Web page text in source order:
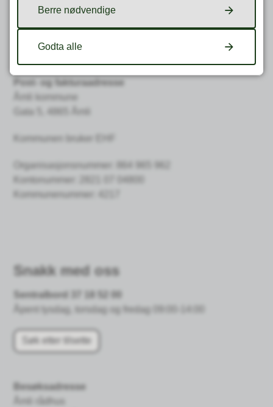
Skriv til oss
Post- og fakturaadresse
Åmli kommune
Gata 5, 4865 Åmli
Kommunen bruker EHF
Organisasjonsnummer: 864 965 962
Kontonummer:
Kommunenummer: 4217
Snakk med oss
Sentralbord 37 18 52 00
Åpent tysdag, torsdag og fredag 09:00-14:00
Søk etter tilsette
Besøksadresse
Åmli rådhus
Berre nødvendige
Godta alle